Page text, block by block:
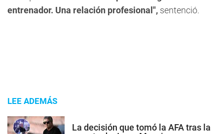
entrenador. Una relación profesional", sentenció.
LEE ADEMÁS
La decisión que tomó la AFA tras la